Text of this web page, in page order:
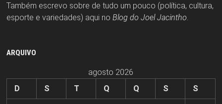
Também escrevo sobre de tudo um pouco (política, cultura,
esporte e variedades) aqui no Blog do Joel Jacintho.
ARQUIVO
agosto 2026
D
S T Q Q S
S